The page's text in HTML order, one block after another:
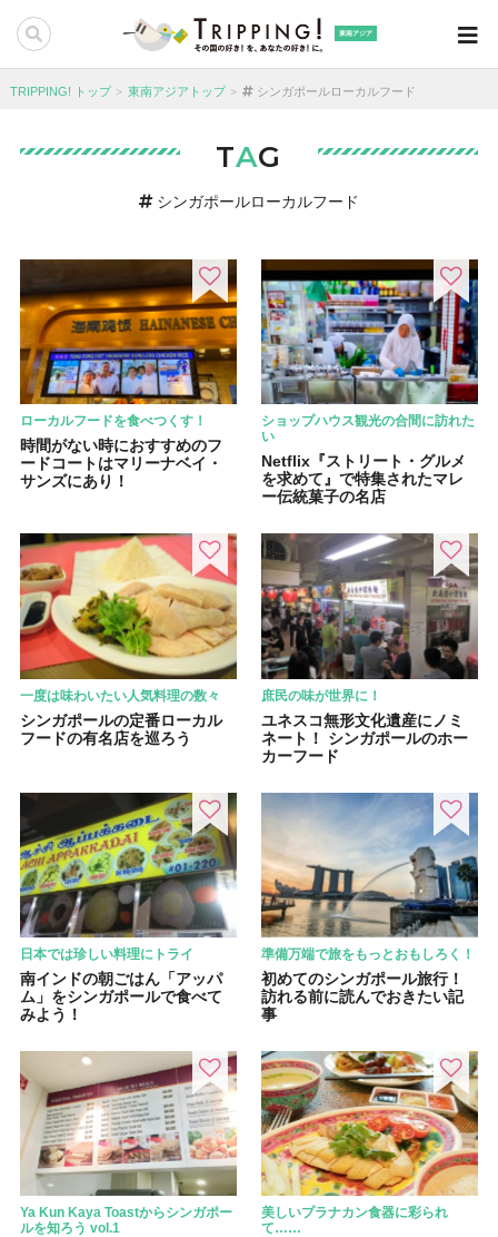
東南アジア
TRIPPING! トップ 東南アジアトップ シンガポールローカルフード
TAG
シンガポールローカルフード
ローカルフードを食べつくす！
時間がない時におすすめのフ
ードコートはマリーナベイ・
サンズにあり！
ショップハウス観光の合間に訪れた
い
Netflix『ストリート・グルメ
を求めて』で特集されたマレ
ー伝統菓子の名店
一度は味わいたい人気料理の数々
シンガポールの定番ローカル
フードの有名店を巡ろう
庶民の味が世界に！
ユネスコ無形文化遺産にノミ
ネート！ シンガポールのホー
カーフード
日本では珍しい料理にトライ
南インドの朝ごはん「アッパ
ム」をシンガポールで食べて
みよう！
準備万端で旅をもっとおもしろく！
初めてのシンガポール旅行！
訪れる前に読んでおきたい記
事
Ya Kun Kaya Toastからシンガポー
ルを知ろう vol.1
美しいプラナカン食器に彩られ
て……